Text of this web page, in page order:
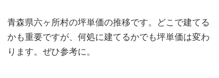
青森県六ヶ所村の坪単価の推移です。どこで建てる
かも重要ですが、何処に建てるかでも坪単価は変わ
ります。ぜひ参考に。